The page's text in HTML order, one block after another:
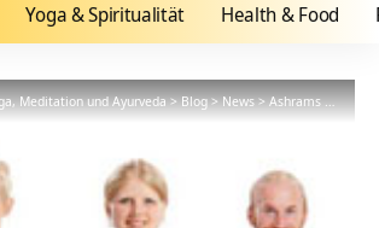
Yoga & Spiritualität Health & Food
Meditation und Ayurveda>Blog>News>Ashrams>